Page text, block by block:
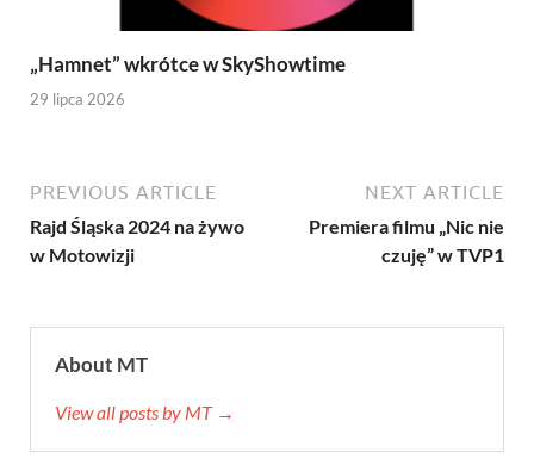
„Hamnet” wkrótce w SkyShowtime
29 lipca 2026
PREVIOUS ARTICLE
Rajd Śląska 2024 na żywo
w Motowizji
NEXT ARTICLE
Premiera filmu „Nic nie
czuję” w TVP1
About MT
View all posts by MT →